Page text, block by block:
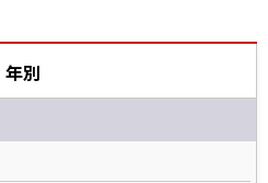
年別